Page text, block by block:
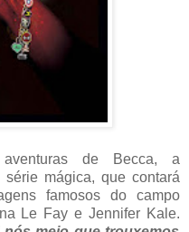
de Becca, a
mágica, que contará
famosos do campo
Le Fay e Jennifer Kale.